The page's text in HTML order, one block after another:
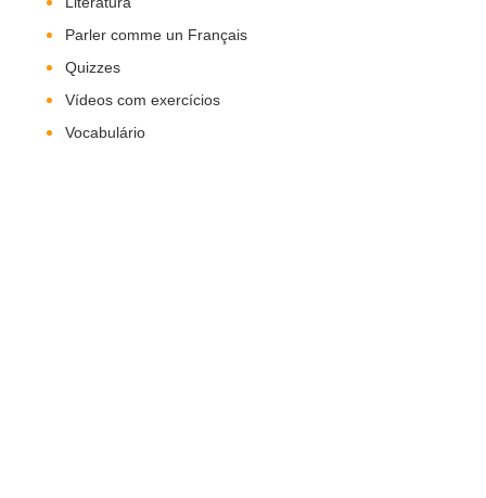
Parler comme un Français
Quizzes
Vídeos com exercícios
Vocabulário